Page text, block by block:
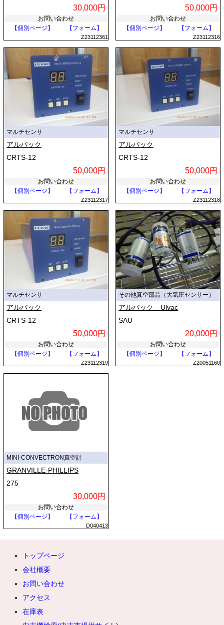
30,000円
お問い合わせ
【個別ページ】
【フォーム】
Z23112361
50,000円
お問い合わせ
【個別ページ】
【フォーム】
Z23112316
マルチセンサ
アルバック
CRTS-12
50,000円
お問い合わせ
【個別ページ】
【フォーム】
Z23112317
マルチセンサ
アルバック
CRTS-12
50,000円
お問い合わせ
【個別ページ】
【フォーム】
Z23112318
マルチセンサ
アルバック
CRTS-12
50,000円
お問い合わせ
【個別ページ】
【フォーム】
Z23112319
その他真空部品（大気圧センサー）
アルバック Ulvac
SAU
20,000円
お問い合わせ
【個別ページ】
【フォーム】
Z20051160
MINI-CONVECTRON真空計
GRANVILLE-PHILLIPS
275
30,000円
お問い合わせ
【個別ページ】
【フォーム】
D040413
トップページ
会社概要
お問い合わせ
アクセス
在庫表